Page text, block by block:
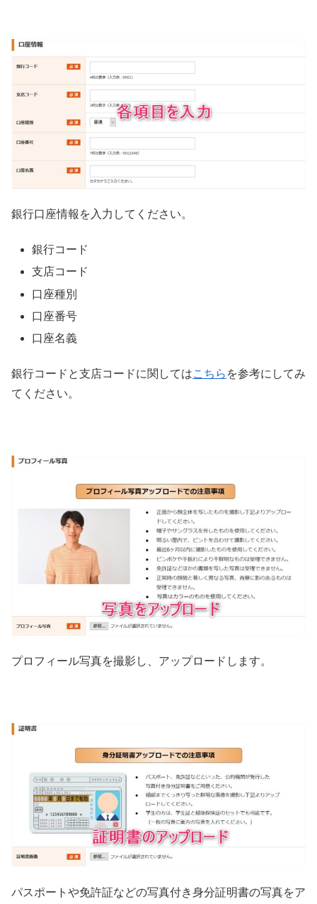
銀行口座情報を入力してください。
銀行コード
支店コード
口座種別
口座番号
口座名義
銀行コードと支店コードに関してはこちら を参考にしてみ
てください。
プロフィール写真を撮影し、アップロードします。
パスポートや免許証などの写真付き身分証明書の写真をア